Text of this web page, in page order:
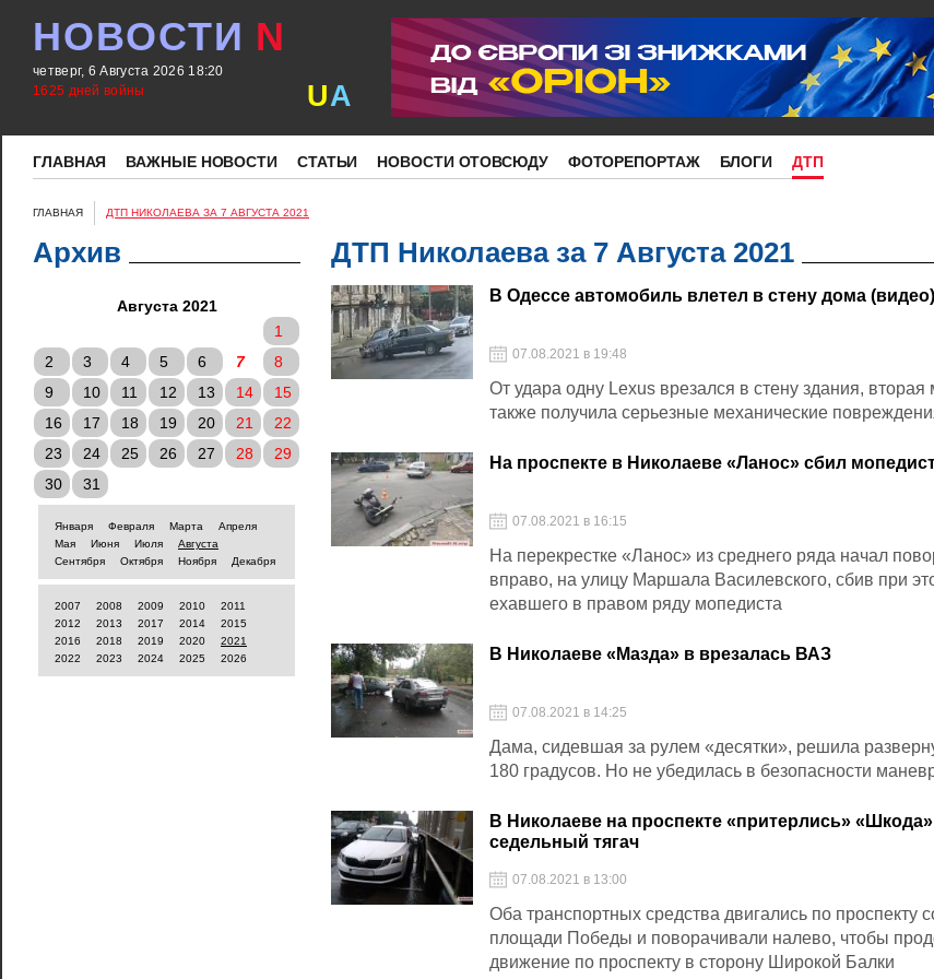
НОВОСТИ N
четверг, 6 Августа 2026 18:20
1625 дней войны
UA
ГЛАВНАЯ ВАЖНЫЕ НОВОСТИ СТАТЬИ НОВОСТИ ОТОВСЮДУ ФОТОРЕПОРТАЖ БЛОГИ ДТП
ГЛАВНАЯ ДТП НИКОЛАЕВА ЗА 7 АВГУСТА 2021
Архив
Августа 2021
1
2
3 4 5 6 7
8
9
10 11 12 13 14
15
16
17 18 19 20 21
22
23
24 25 26 27 28
29
30
31
Января Февраля Марта
Апреля
Мая
Июня Июля
Августа
Сентября
Октября Ноября Декабря
2007 2008 2009 2010
2011
2012
2013 2017 2014
2015
2016
2018 2019 2020
2021
2022
2023 2024 2025 2026
ДТП Николаева за 7 Августа 2021
В Одессе автомобиль влетел в стену дома (видео)
07.08.2021 в 19:48
От удара одну Lexus врезался в стену здания,
также получила серьезные механические
На проспекте в Николаеве «Ланос» сбил
07.08.2021 в 16:15
На перекрестке «Ланос» из среднего ряда начал
вправо, на улицу Маршала Василевского, сбив при
ехавшего в правом ряду мопедиста
В Николаеве «Мазда» в врезалась ВАЗ
07.08.2021 в 14:25
Дама, сидевшая за рулем «десятки», решила
180 градусов. Но не убедилась в безопасности
В Николаеве на проспекте «притерлись»
седельный тягач
07.08.2021 в 13:00
Оба транспортных средства двигались по проспекту
площади Победы и поворачивали налево, чтобы
движение по проспекту в сторону Широкой Балки